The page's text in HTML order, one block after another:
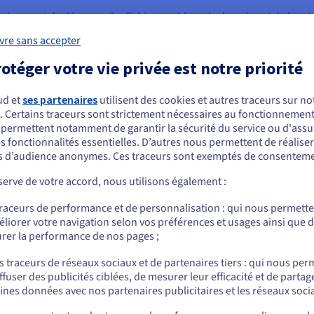
permet de découper les fichiers en blocs de données et de les
le nombre de disques selon vos besoins. Ce type de
disponibles à la demande.
augmentent, l’ajout de
à la demande en
des instances.
Notre solution de stockage
Des disques dédiés pour
Étendez votre
semblez être localisé en États-Unis.
commander, rendez-vous sur le site de votre pays (États-Unis) et créez un
us.ovhcloud.com/storage-solutions Anglais USD - $
ou
sur le site actuel
sans accepter
votre vie privée est notre priorité
etses partenaires utilisent des cookies et autres traceurs sur
Certains traceurs sont strictement nécessaires au
notamment de garantir la sécurité du service ou
fonctionnalités essentielles. D’autres nous permettent de
d’audience anonymes. Ces traceurs sont exemptés de
de votre accord, nous utilisons également :
de performance et de personnalisation : qui nous
votre navigation selon vos préférences et usages ainsi que
la performance de nos pages ;
traceurs de réseaux sociaux et de partenaires tiers : qui nous
des publicités ciblées, de mesurer leur efficacité et de
données avec nos partenaires publicitaires et les réseaux